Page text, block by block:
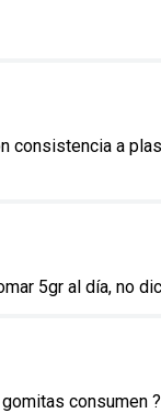
consistencia a
5gr al día, no
consumen